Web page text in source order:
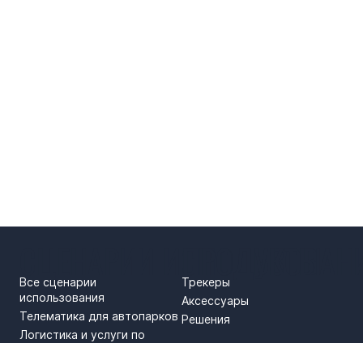
Все сценарии
использования
Телематика для автопарков
Логистика и услуги по
Трекеры
Аксессуары
Решения